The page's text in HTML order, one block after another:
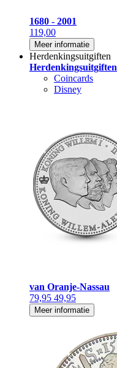
1680 - 2001
119,00
Meer informatie
Herdenkingsuitgiften
Herdenkingsuitgiften
Coincards
Disney
van Oranje-Nassau
79,95 49,95
Meer informatie